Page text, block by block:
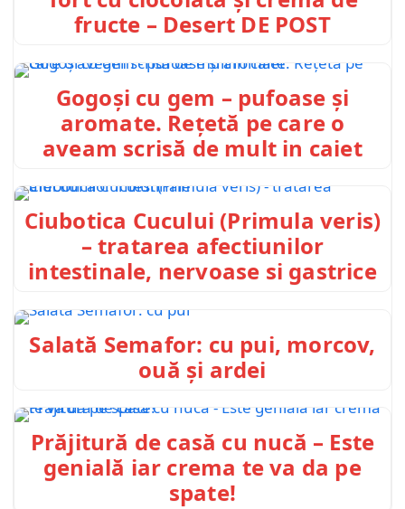
fructe – Desert DE POST
Gogoși cu gem – pufoase și
aromate. Rețetă pe care o
aveam scrisă de mult in caiet
Ciubotica Cucului (Primula veris)
– tratarea afectiunilor
intestinale, nervoase si gastrice
Salată Semafor: cu pui, morcov,
ouă și ardei
Prăjitură de casă cu nucă – Este
genială iar crema te va da pe
spate!